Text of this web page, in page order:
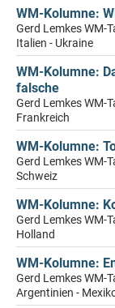
WM-Kolumne:
Gerd Lemkes WM-
Italien - Ukraine
WM-Kolumne:
falsche
Gerd Lemkes WM-
Frankreich
WM-Kolumne:
Gerd Lemkes WM-
Schweiz
WM-Kolumne:
Gerd Lemkes WM-
Holland
WM-Kolumne:
Gerd Lemkes WM-
Argentinien -